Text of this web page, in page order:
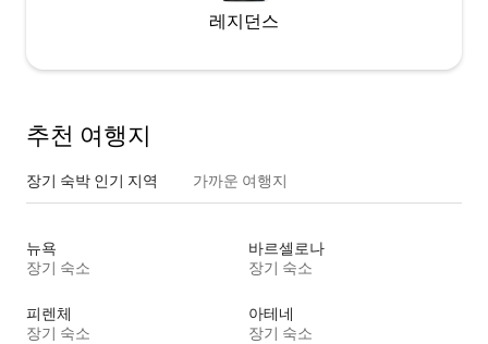
레지던스
추천 여행지
장기 숙박 인기 지역 가까운 여행지
뉴욕
장기 숙소
바르셀로나
장기 숙소
피렌체
장기 숙소
아테네
장기 숙소